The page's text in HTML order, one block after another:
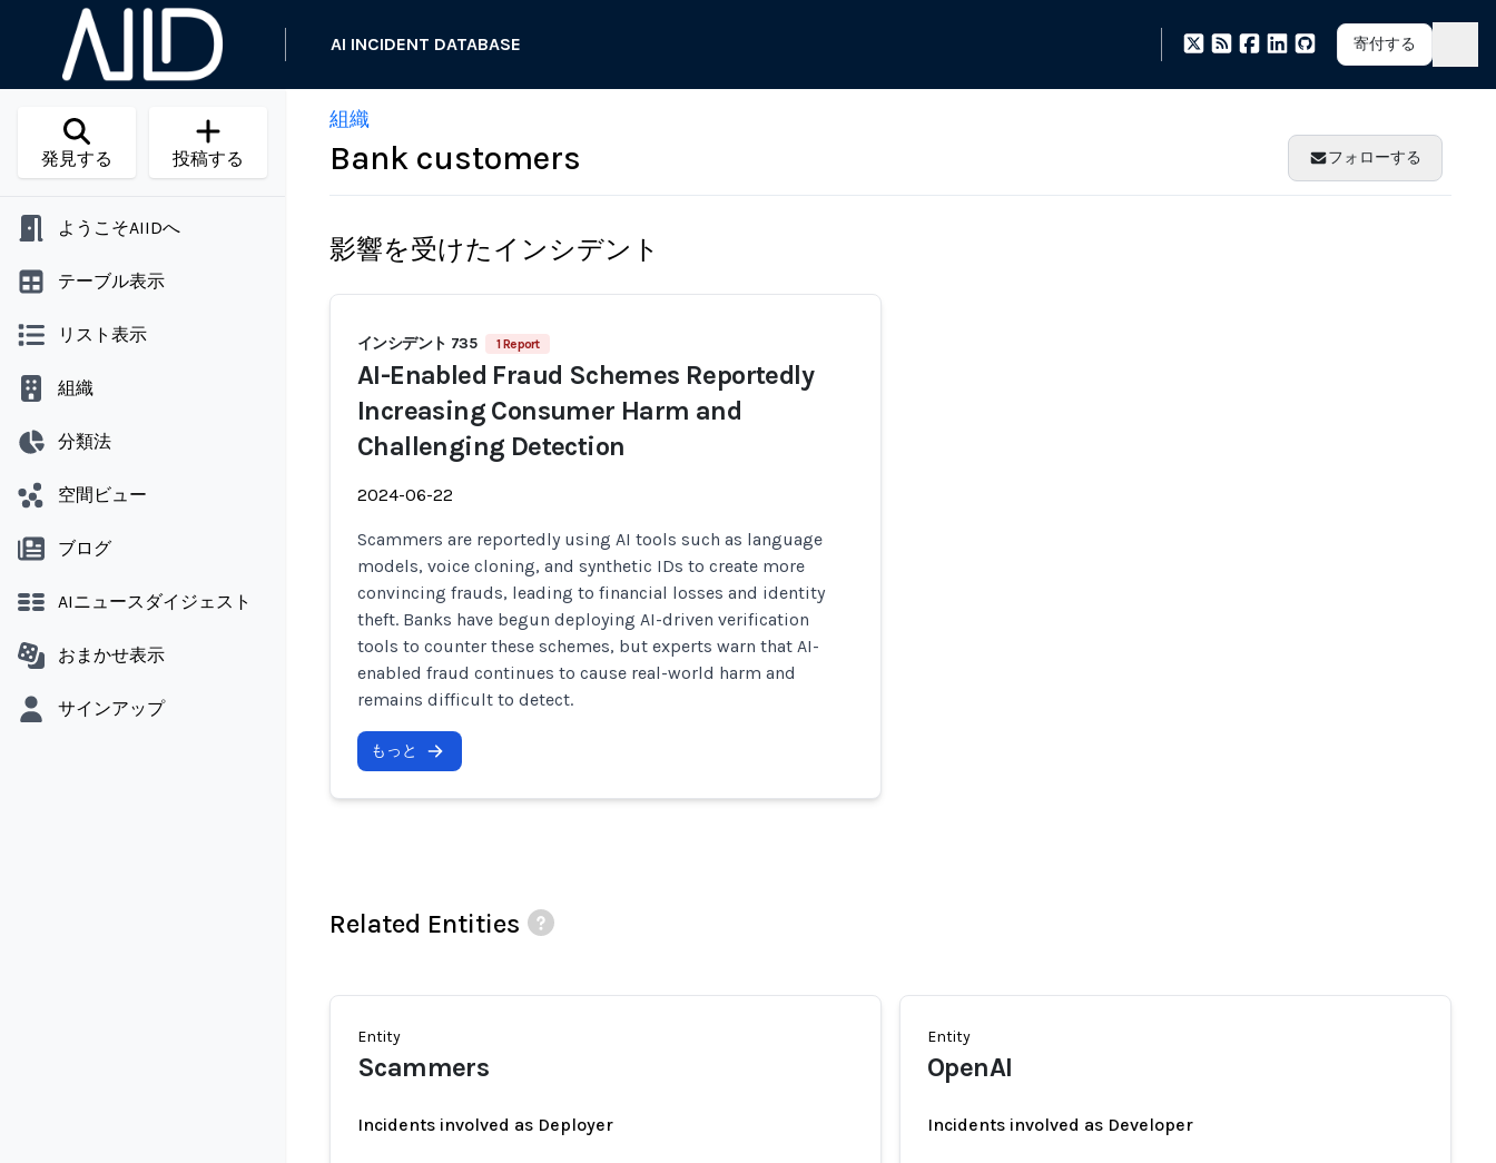
AI INCIDENT DATABASE 寄付する
発見する 投稿する
ようこそAIIDへ
テーブル表示
リスト表示
組織
分類法
空間ビュー
ブログ
AIニュースダイジェスト
おまかせ表示
サインアップ
組織
Bank customers フォローする
影響を受けたインシデント
インシデント 735 1 Report
AI-Enabled Fraud Schemes Reportedly
Increasing Consumer Harm and
Challenging Detection
2024-06-22
Scammers are reportedly using AI tools such as language
models, voice cloning, and synthetic IDs to create more
convincing frauds, leading to financial losses and identity
theft. Banks have begun deploying AI-driven verification
tools to counter these schemes, but experts warn that AI-
enabled fraud continues to cause real-world harm and
remains difficult to detect.
もっと
Related Entities
Entity
Scammers
Incidents involved as Deployer
Entity
OpenAI
Incidents involved as Developer